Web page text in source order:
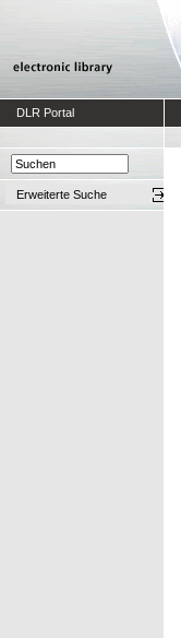
DLR Portal
Erweiterte Suche